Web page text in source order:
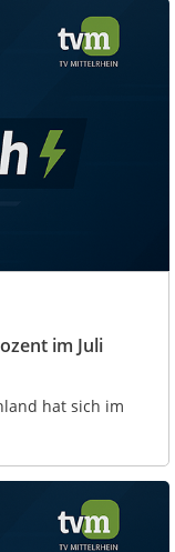
im Juli
hat sich im